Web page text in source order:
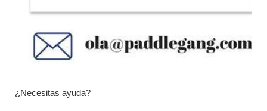
¿Necesitas ayuda?